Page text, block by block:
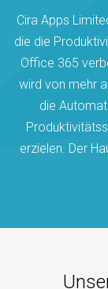
Cira Apps
die die
Office 365
wird von mehr
die
erzielen. Der